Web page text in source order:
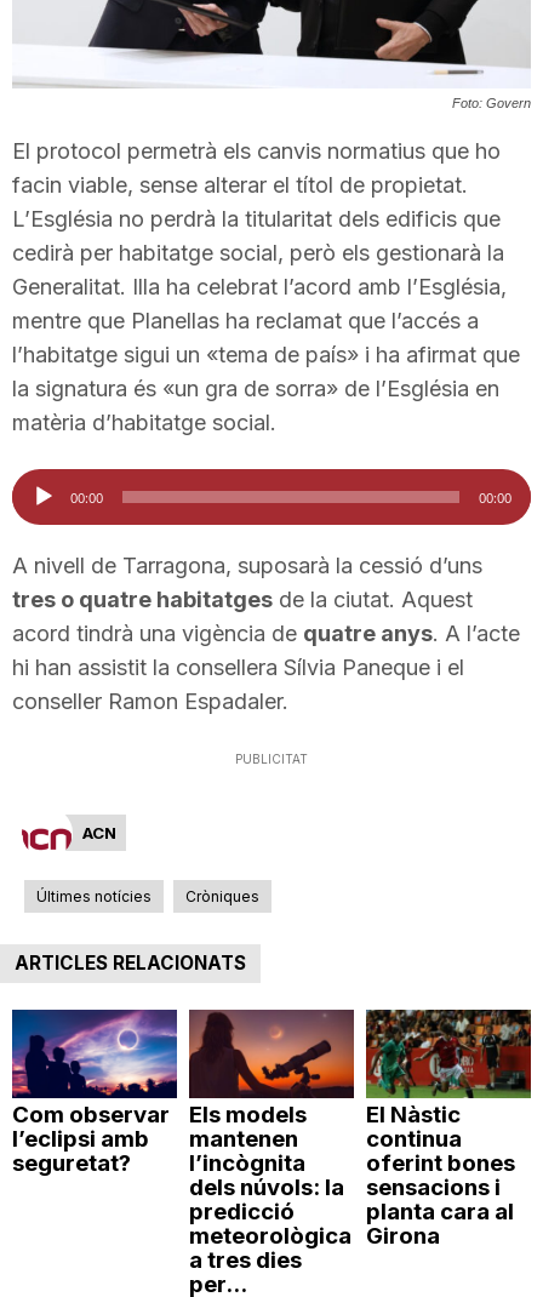
g
o
a
Foto: Govern
El protocol permetrà els canvis normatius que ho
facin viable, sense alterar el títol de propietat.
L’Església no perdrà la titularitat dels edificis que
cedirà per habitatge social, però els gestionarà la
Generalitat. Illa ha celebrat l’acord amb l’Església,
mentre que Planellas ha reclamat que l’accés a
l’habitatge sigui un «tema de país» i ha afirmat que
la signatura és «un gra de sorra» de l’Església en
matèria d’habitatge social.
Reproductor
d'àudio
00:00 00:00
A nivell de Tarragona, suposarà la cessió d’uns
tres o quatre habitatges de la ciutat. Aquest
acord tindrà una vigència de quatre anys. A l’acte
hi han assistit la consellera Sílvia Paneque i el
conseller Ramon Espadaler.
PUBLICITAT
ACN
Últimes notícies Cròniques
ARTICLES RELACIONATS
Com observar
l’eclipsi amb
seguretat?
Els models
mantenen
l’incògnita
dels núvols: la
predicció
meteorològica
a tres dies
per...
El Nàstic
continua
oferint bones
sensacions i
planta cara al
Girona